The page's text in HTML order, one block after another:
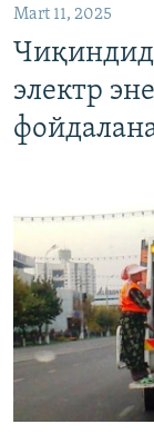
Mart 11, 2025
электр